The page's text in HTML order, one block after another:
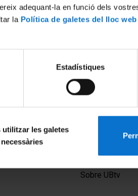
adequant-la en funció dels
la Política de galetes del lloc
Estadístiques
utilitzar les galetes
necessàries
Democratic Imagination in
6 setembre, 2023
PEU 2
Sobre UBtv